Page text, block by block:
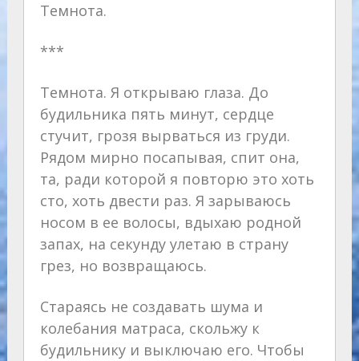
Темнота.
***
Темнота. Я открываю глаза. До
будильника пять минут, сердце
стучит, грозя вырваться из груди.
Рядом мирно посапывая, спит она,
та, ради которой я повторю это хоть
сто, хоть двести раз. Я зарываюсь
носом в ее волосы, вдыхаю родной
запах, на секунду улетаю в страну
грез, но возвращаюсь.
Стараясь не создавать шума и
колебания матраса, скольжу к
будильнику и выключаю его. Чтобы